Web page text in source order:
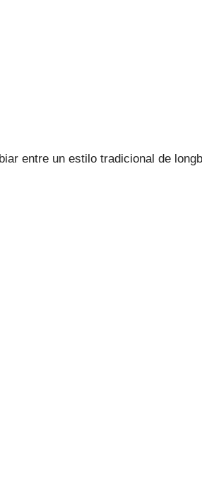
entre un estilo tradicional de